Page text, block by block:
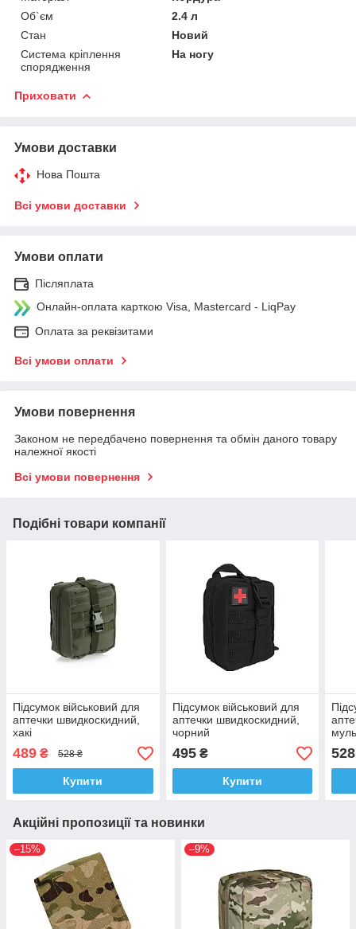
Об`єм
2.4 л
Стан
Новий
Система кріплення
спорядження
На ногу
Приховати
Умови доставки
Нова Пошта
Всі умови доставки
Умови оплати
Післяплата
Онлайн-оплата карткою Visa, Mastercard - LiqPay
Оплата за реквізитами
Всі умови оплати
Умови повернення
Законом не передбачено повернення та обмін даного товару
належної якості
Всі умови повернення
Подібні товари компанії
Підсумок військовий для
аптечки швидкоскидний,
хакі
489 ₴ 528 ₴
Купити
Підсумок військовий для
аптечки швидкоскидний,
чорний
495₴
Купити
528
Акційні пропозиції та новинки
–15% –9%